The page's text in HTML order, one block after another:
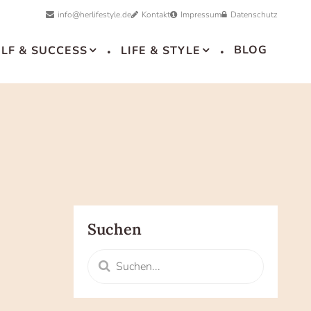
info@herlifestyle.de Kontakt Impressum Datenschutz
& SUCCESS LIFE & STYLE BLOG
Suchen